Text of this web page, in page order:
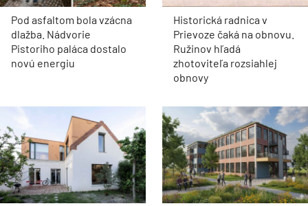
Pod asfaltom bola vzácna
dlažba. Nádvorie
Pistoriho paláca dostalo
novú energiu
Historická radnica v
Prievoze čaká na obnovu.
Ružinov hľadá
zhotoviteľa rozsiahlej
obnovy